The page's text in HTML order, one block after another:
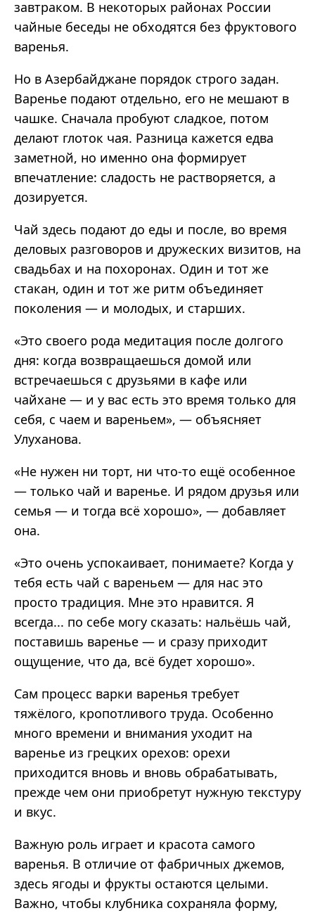
завтраком. В некоторых районах России
чайные беседы не обходятся без фруктового
варенья.
Но в Азербайджане порядок строго задан.
Варенье подают отдельно, его не мешают в
чашке. Сначала пробуют сладкое, потом
делают глоток чая. Разница кажется едва
заметной, но именно она формирует
впечатление: сладость не растворяется, а
дозируется.
Чай здесь подают до еды и после, во время
деловых разговоров и дружеских визитов, на
свадьбах и на похоронах. Один и тот же
стакан, один и тот же ритм объединяет
поколения — и молодых, и старших.
«Это своего рода медитация после долгого
дня: когда возвращаешься домой или
встречаешься с друзьями в кафе или
чайхане — и у вас есть это время только для
себя, с чаем и вареньем», — объясняет
Улуханова.
«Не нужен ни торт, ни что‑то ещё особенное
— только чай и варенье. И рядом друзья или
семья — и тогда всё хорошо», — добавляет
она.
«Это очень успокаивает, понимаете? Когда у
тебя есть чай с вареньем — для нас это
просто традиция. Мне это нравится. Я
всегда... по себе могу сказать: нальёшь чай,
поставишь варенье — и сразу приходит
ощущение, что да, всё будет хорошо».
Сам процесс варки варенья требует
тяжёлого, кропотливого труда. Особенно
много времени и внимания уходит на
варенье из грецких орехов: орехи
приходится вновь и вновь обрабатывать,
прежде чем они приобретут нужную текстуру
и вкус.
Важную роль играет и красота самого
варенья. В отличие от фабричных джемов,
здесь ягоды и фрукты остаются целыми.
Важно, чтобы клубника сохраняла форму,